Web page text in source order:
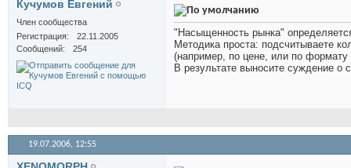
Кучумов Евгений
Член сообщества
Регистрация
22.11.2005
Сообщений
254
"Насыщенность рынка"
Методика проста: подсчитываете
(например, по цене, или по формату
В результате выносите суждение
19.07.2006, 12:55